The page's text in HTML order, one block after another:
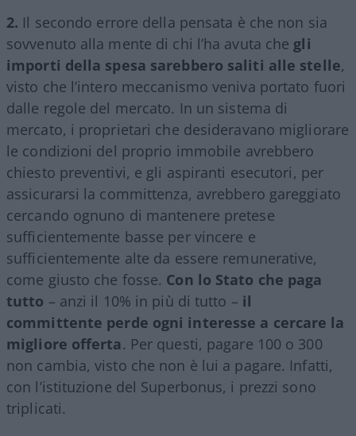
2. Il secondo errore della pensata è che non sia
sovvenuto alla mente di chi l’ha avuta che gli
importi della spesa sarebbero saliti alle stelle,
visto che l’intero meccanismo veniva portato fuori
dalle regole del mercato. In un sistema di
mercato, i proprietari che desideravano migliorare
le condizioni del proprio immobile avrebbero
chiesto preventivi, e gli aspiranti esecutori, per
assicurarsi la committenza, avrebbero gareggiato
cercando ognuno di mantenere pretese
sufficientemente basse per vincere e
sufficientemente alte da essere remunerative,
come giusto che fosse. Con lo Stato che paga
tutto – anzi il 10% in più di tutto – il
committente perde ogni interesse a cercare la
migliore offerta. Per questi, pagare 100 o 300
non cambia, visto che non è lui a pagare. Infatti,
con l’istituzione del Superbonus, i prezzi sono
triplicati.